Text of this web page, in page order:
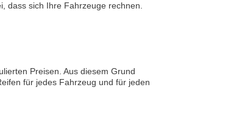
dass sich Ihre Fahrzeuge rechnen.
Preisen. Aus diesem Grund
für jedes Fahrzeug und für jeden